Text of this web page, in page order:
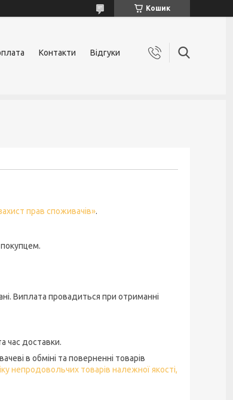
Кошик
Контакти Відгуки
прав споживачів».
Виплата провадиться при отриманні
час доставки.
в обміні та поверненні товарів
непродовольчих товарів належної якості,